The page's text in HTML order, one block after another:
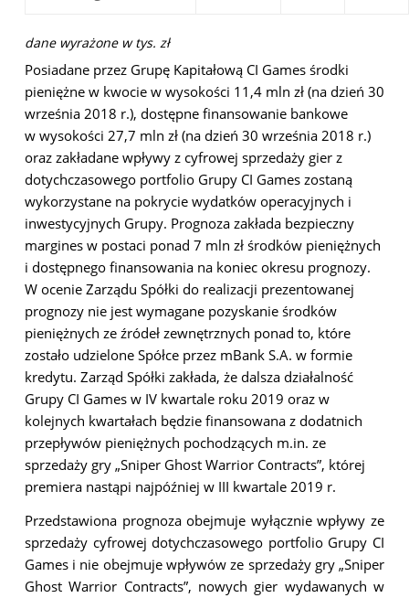
dane wyrażone w tys. zł
Posiadane przez Grupę Kapitałową CI Games środki
pieniężne w kwocie w wysokości 11,4 mln zł (na dzień 30
września 2018 r.), dostępne finansowanie bankowe
w wysokości 27,7 mln zł (na dzień 30 września 2018 r.)
oraz zakładane wpływy z cyfrowej sprzedaży gier z
dotychczasowego portfolio Grupy CI Games zostaną
wykorzystane na pokrycie wydatków operacyjnych i
inwestycyjnych Grupy. Prognoza zakłada bezpieczny
margines w postaci ponad 7 mln zł środków pieniężnych
i dostępnego finansowania na koniec okresu prognozy.
W ocenie Zarządu Spółki do realizacji prezentowanej
prognozy nie jest wymagane pozyskanie środków
pieniężnych ze źródeł zewnętrznych ponad to, które
zostało udzielone Spółce przez mBank S.A. w formie
kredytu. Zarząd Spółki zakłada, że dalsza działalność
Grupy CI Games w IV kwartale roku 2019 oraz w
kolejnych kwartałach będzie finansowana z dodatnich
przepływów pieniężnych pochodzących m.in. ze
sprzedaży gry „Sniper Ghost Warrior Contracts”, której
premiera nastąpi najpóźniej w III kwartale 2019 r.
Przedstawiona prognoza obejmuje wyłącznie wpływy ze
sprzedaży cyfrowej dotychczasowego portfolio Grupy CI
Games i nie obejmuje wpływów ze sprzedaży gry „Sniper
Ghost Warrior Contracts”, nowych gier wydawanych w